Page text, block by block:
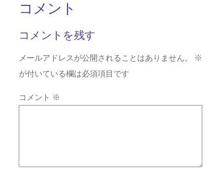
コメント
コメントを残す
メールアドレスが公開されることはありません。
※
が付いている欄は必須項目です
コメント ※